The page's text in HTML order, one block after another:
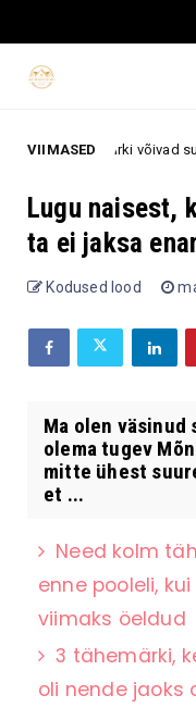
VIIMASEDvõivad sulle
Lugu naisest,
ta ei jaksa
Kodused lood
Ma olen väsinud
olema tugev
mitte ühest
et ...
Need kolm
enne pooleli,
viimaks öeldud
3 tähemärki,
oli nende jaoks